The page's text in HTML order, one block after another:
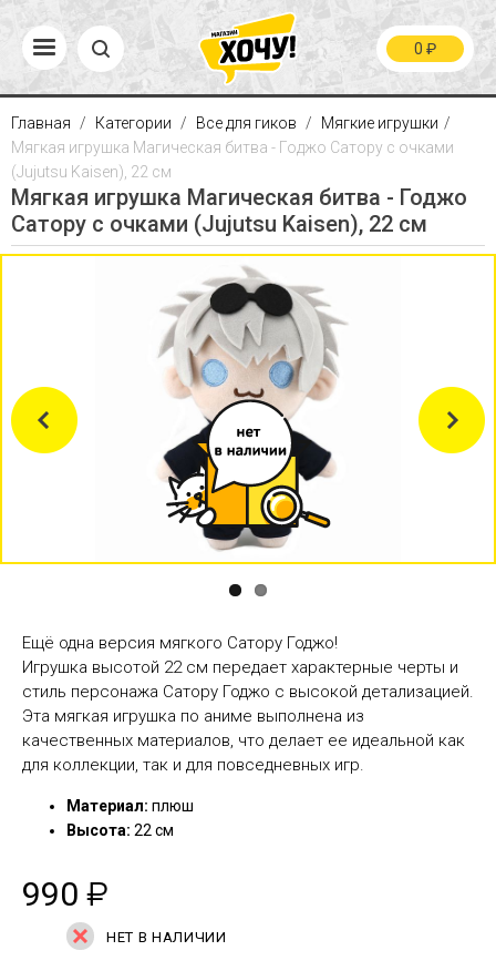
0 ₽
Главная Категории Все для гиков
Мягкие игрушки
Мягкая игрушка Магическая битва - Годжо Сатору с очками
(Jujutsu Kaisen), 22 см
Мягкая игрушка Магическая битва - Годжо
Сатору с очками (Jujutsu Kaisen), 22 см
Ещё одна версия мягкого Сатору Годжо!
Игрушка высотой 22 см передает характерные черты и
стиль персонажа Сатору Годжо с высокой детализацией.
Эта мягкая игрушка по аниме выполнена из
качественных материалов, что делает ее идеальной как
для коллекции, так и для повседневных игр.
Материал: плюш
Высота: 22 см
990 ₽
НЕТ В НАЛИЧИИ